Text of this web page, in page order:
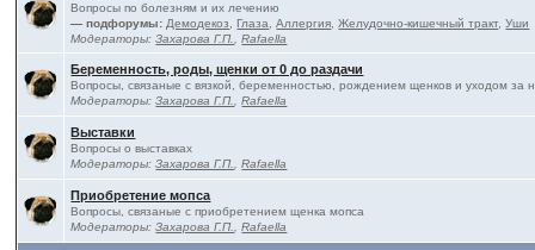
Вопросы по болезням и их лечению
— подфорумы: Демодекоз ,Глаза ,Аллергия ,Желудочно-кишечный тракт,Уши
Модераторы:Захарова Г.П. ,Rafaella
Беременность, роды, щенки от 0 до раздачи
Вопросы, связаные с вязкой, беременностью, рождением щенков и уходом за
Модераторы:Захарова Г.П. ,Rafaella
Выставки
Вопросы о выставках
Модераторы:Захарова Г.П. ,Rafaella
Приобретение мопса
Вопросы, связаные с приобретением щенка мопса
Модераторы:Захарова Г.П. ,Rafaella